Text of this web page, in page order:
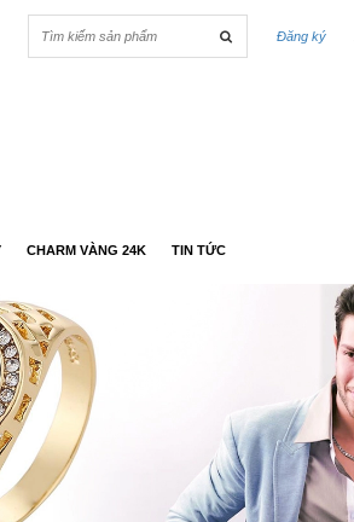
Đăng ký
CHARM VÀNG 24K TIN TỨC